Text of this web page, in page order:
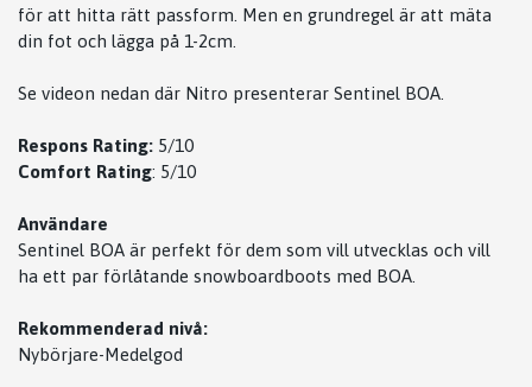
för att hitta rätt passform. Men en grundregel är att mäta
din fot och lägga på 1-2cm.
Se videon nedan där Nitro presenterar Sentinel BOA.
Respons Rating: 5/10
Comfort Rating: 5/10
Användare
Sentinel BOA är perfekt för dem som vill utvecklas och vill
ha ett par förlåtande snowboardboots med BOA.
Rekommenderad nivå:
Nybörjare-Medelgod